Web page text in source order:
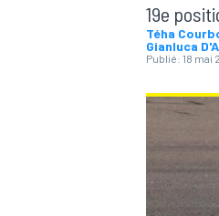
MOTOGP
19e
Téha
Gianluca
Publié: 18 mai